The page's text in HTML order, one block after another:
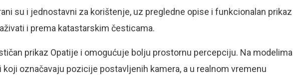
su i jednostavni za korištenje, uz pregledne opise i funkcionalan prikaz
i prema katastarskim česticama.
prikaz Opatije i omogućuje bolju prostornu percepciju. Na modelima
označavaju pozicije postavljenih kamera, a u realnom vremenu